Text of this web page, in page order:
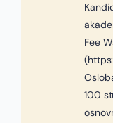
Fee
100